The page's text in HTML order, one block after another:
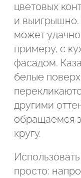
цветовых
и
может
примеру, с
фасадом.
белые
другими
обращаемся
кругу.
просто: